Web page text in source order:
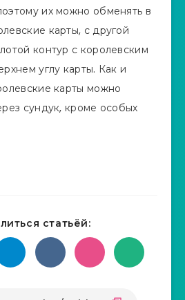
их можно обменять в
карты, с другой
контур с королевским
углу карты. Как и
карты можно
сундук, кроме особых
статьёй: